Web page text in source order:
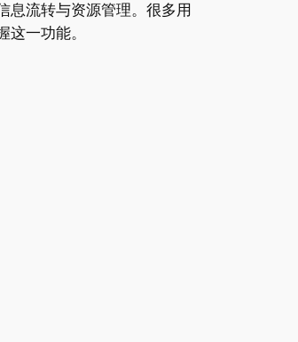
息流转与资源管理。很多用
一功能。